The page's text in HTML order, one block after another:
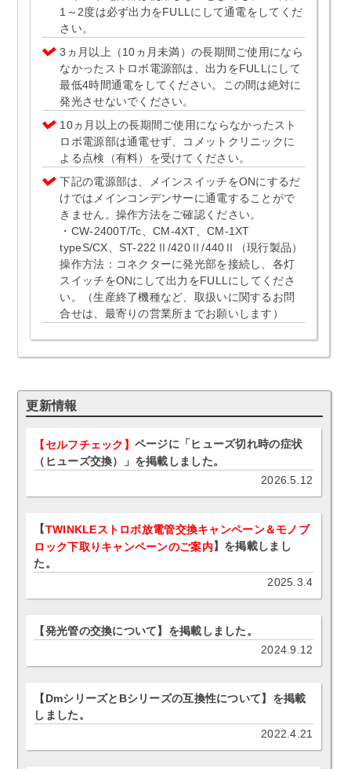
1～2度は必ず出力をFULLにして通電をしてくだ
さい。
3ヵ月以上（10ヵ月未満）の長期間ご使用になら
なかったストロボ電源部は、出力をFULLにして
最低4時間通電をしてください。この間は絶対に
発光させないでください。
10ヵ月以上の長期間ご使用にならなかったスト
ロボ電源部は通電せず、コメットクリニックに
よる点検（有料）を受けてください。
下記の電源部は、メインスイッチをONにするだ
けではメインコンデンサーに通電することがで
きません。操作方法をご確認ください。
・CW-2400T/Tc、CM-4XT、CM-1XT
typeS/CX、ST-222Ⅱ/420Ⅱ/440Ⅱ（現行製品）
操作方法：コネクターに発光部を接続し、各灯
スイッチをONにして出力をFULLにしてくださ
い。（生産終了機種など、取扱いに関するお問
合せは、最寄りの営業所までお願いします）
更新情報
【セルフチェック】 ページに「ヒューズ切れ時の症状
（ヒューズ交換）」を掲載しました。
2026.5.12
【TWINKLEストロボ放電管交換キャンペーン＆モノブ
ロック下取りキャンペーンのご案内】を掲載しまし
た。
2025.3.4
【発光管の交換について】を掲載しました。
2024.9.12
【DmシリーズとBシリーズの互換性について】を掲載
しました。
2022.4.21